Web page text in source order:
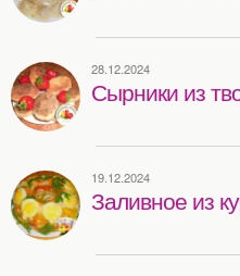
28.12.2024
Сырники из
19.12.2024
Заливное из